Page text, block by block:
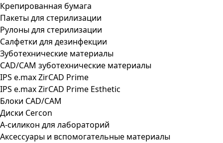
Крепированная бумага
Пакеты для стерилизации
Рулоны для стерилизации
Салфетки для дезинфекции
Зуботехнические материалы
CAD/CAM зуботехнические материалы
IPS e.max ZirCAD Prime
IPS e.max ZirCAD Prime Esthetic
Блоки CAD/CAM
Диски Cercon
А-силикон для лабораторий
Аксессуары и вспомогательные материалы